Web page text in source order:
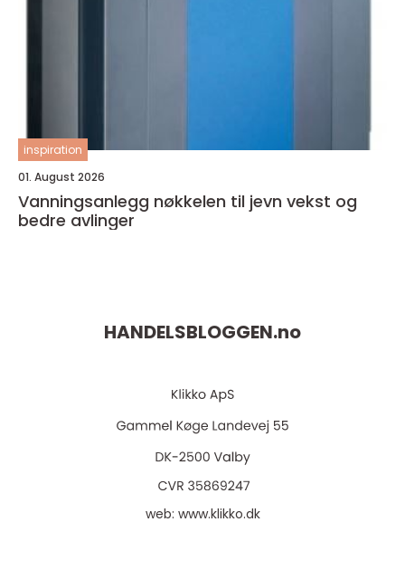
inspiration
01. August 2026
Vanningsanlegg nøkkelen til jevn vekst og
bedre avlinger
HANDELSBLOGGEN.no
web: www.klikko.dk